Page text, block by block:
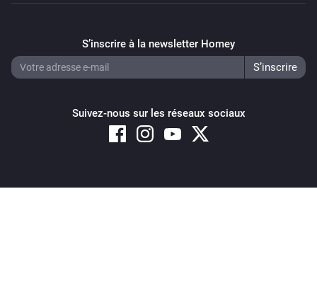
S’inscrire à la newsletter Homey
Suivez-nous sur les réseaux sociaux